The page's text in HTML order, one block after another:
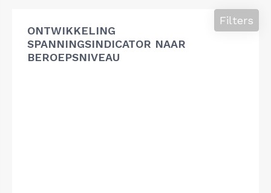
ONTWIKKELING
SPANNINGSINDICATOR NAAR
BEROEPSNIVEAU
Filters